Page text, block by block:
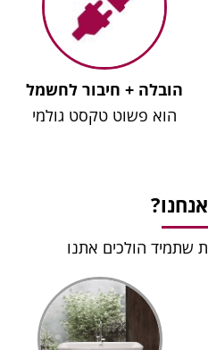
הובלה + חיבור לחשמל
הוא פשוט טקסט גולמי
שתמיד הולכים אתנו